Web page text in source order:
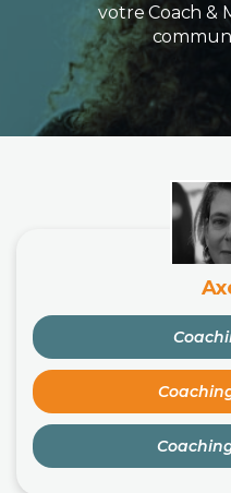
votre Coach &